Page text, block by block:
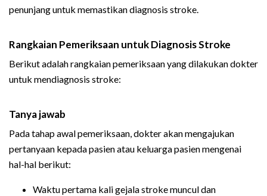
penunjang untuk memastikan diagnosis stroke.
Rangkaian Pemeriksaan untuk Diagnosis Stroke
Berikut adalah rangkaian pemeriksaan yang dilakukan dokter
untuk mendiagnosis stroke:
Tanya jawab
Pada tahap awal pemeriksaan, dokter akan mengajukan
pertanyaan kepada pasien atau keluarga pasien mengenai
hal-hal berikut:
Waktu pertama kali gejala stroke muncul dan